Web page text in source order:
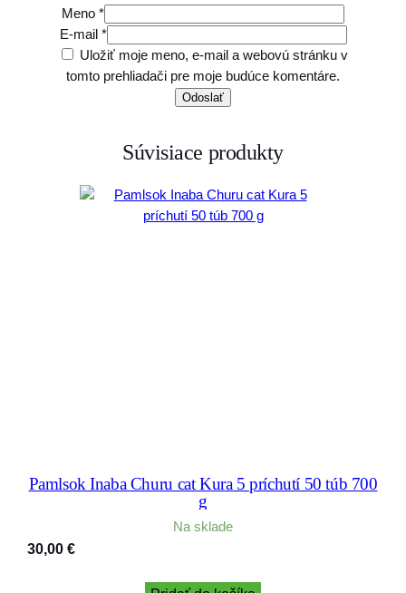
Meno *
E-mail *
Uložiť moje meno, e-mail a webovú stránku v
tomto prehliadači pre moje budúce komentáre.
Súvisiace produkty
Pamlsok Inaba Churu cat Kura 5 príchutí 50 túb 700
g
Na sklade
30,00 €